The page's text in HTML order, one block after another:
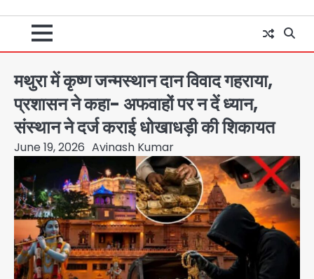
मथुरा में कृष्ण जन्मस्थान दान विवाद गहराया,
प्रशासन ने कहा- अफवाहों पर न दें ध्यान,
संस्थान ने दर्ज कराई धोखाधड़ी की शिकायत
June 19, 2026 Avinash Kumar